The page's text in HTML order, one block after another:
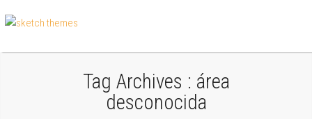
Tag Archives : área
desconocida